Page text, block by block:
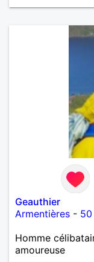
Geauthier
Armentières - 50
Homme
amoureuse